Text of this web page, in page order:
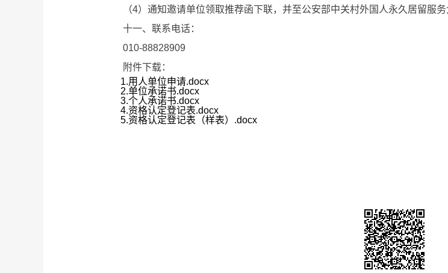
（4）通知邀请单位领取推荐函下联，并至公安部中关村外国人永久居留服务
十一、联系电话：
010-88828909
附件下载：
1.用人单位申请.docx
2.单位承诺书.docx
3.个人承诺书.docx
4.资格认定登记表.docx
5.资格认定登记表（样表）.docx